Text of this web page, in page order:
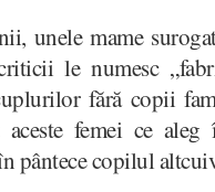
unele mame
le numesc
fără copii
femei ce aleg
pântece copilul